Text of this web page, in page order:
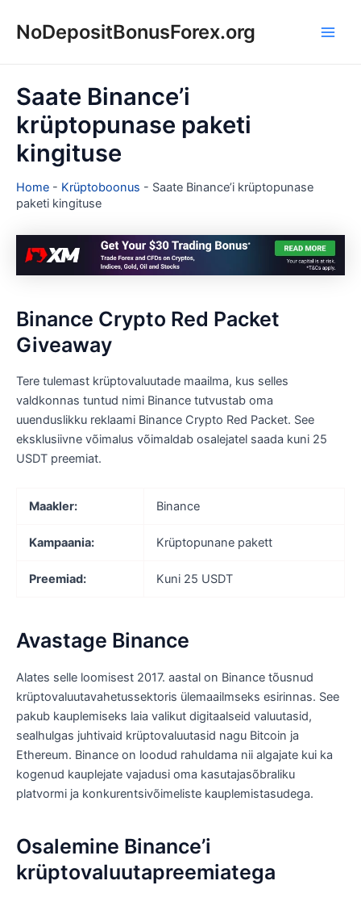
NoDepositBonusForex.org
Saate Binance’i
krüptopunase paketi
kingituse
Home - Krüptoboonus - Saate Binance’i krüptopunase
paketi kingituse
Binance Crypto Red Packet
Giveaway
Tere tulemast krüptovaluutade maailma, kus selles
valdkonnas tuntud nimi Binance tutvustab oma
uuenduslikku reklaami Binance Crypto Red Packet. See
eksklusiivne võimalus võimaldab osalejatel saada kuni 25
USDT preemiat.
Maakler: Binance
Kampaania: Krüptopunane pakett
Preemiad: Kuni 25 USDT
Avastage Binance
Alates selle loomisest 2017. aastal on Binance tõusnud
krüptovaluutavahetussektoris ülemaailmseks esirinnas. See
pakub kauplemiseks laia valikut digitaalseid valuutasid,
sealhulgas juhtivaid krüptovaluutasid nagu Bitcoin ja
Ethereum. Binance on loodud rahuldama nii algajate kui ka
kogenud kauplejate vajadusi oma kasutajasõbraliku
platvormi ja konkurentsivõimeliste kauplemistasudega.
Osalemine Binance’i
krüptovaluutapreemiatega